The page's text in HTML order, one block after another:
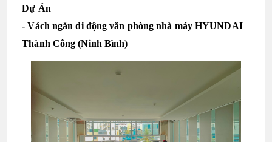
Dự Án
- Vách ngăn di động văn phòng nhà máy HYUNDAI
Thành Công (Ninh Bình)